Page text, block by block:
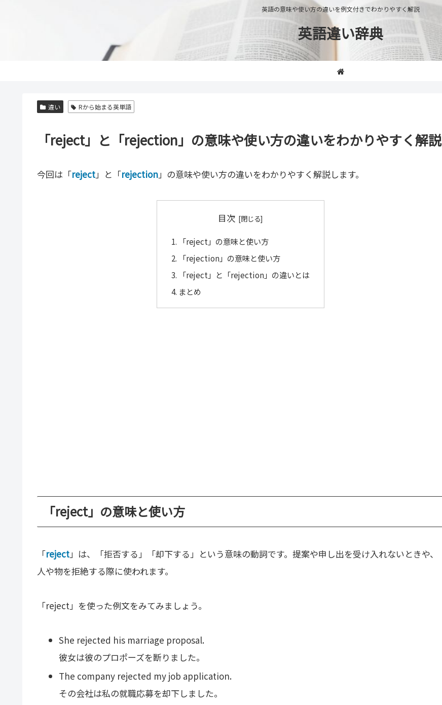
英語の意味や使い方の違いを例文付きでわかりやすく解説
英語違い辞典
違い Rから始まる英単語
「reject」と「rejection」の意味や使い方の違いをわかりやすく解説
今回は「reject」と「rejection」の意味や使い方の違いをわかりやすく解説します。
目次
「reject」の意味と使い方
「rejection」の意味と使い方
「reject」と「rejection」の違いとは
まとめ
「reject」の意味と使い方
「reject」は、「拒否する」「却下する」という意味の動詞です。提案や申し出を受け入れないときや、
人や物を拒絶する際に使われます。
「reject」を使った例文をみてみましょう。
She rejected his marriage proposal.
彼女は彼のプロポーズを断りました。
The company rejected my job application.
その会社は私の就職応募を却下しました。